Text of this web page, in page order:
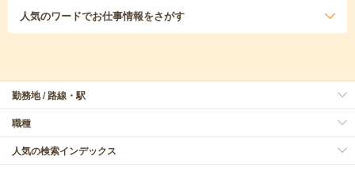
人気のワードでお仕事情報をさがす
勤務地 / 路線・駅
職種
人気の検索インデックス